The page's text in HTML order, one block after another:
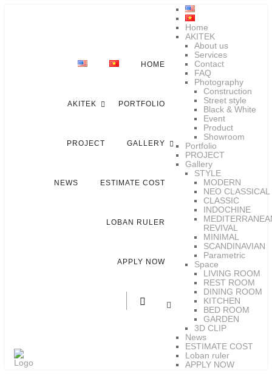
HOME
AKITEK PORTFOLIO
PROJECT GALLERY
NEWS ESTIMATE COST
LOBAN RULER
APPLY NOW
Home
AKITEK
About us
Services
Contact
FAQ
Photography
Construction
Street style
Black & White
Event
Product
Showroom
Portfolio
PROJECT
Gallery
STYLE
MODERN
NEO CLASSICAL
CLASSIC
INDOCHINE
REVIVAL
MINIMAL
SCANDINAVIAN
Parametric
Space
LIVING ROOM
REST ROOM
DINING ROOM
KITCHEN
BED ROOM
GARDEN
3D CLIP
News
ESTIMATE COST
Loban ruler
APPLY NOW